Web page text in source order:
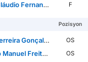
Reis Cabral
F
Pozisyon
Gonçalves OS
Monteiro Ferreira Felicíssimo
OS